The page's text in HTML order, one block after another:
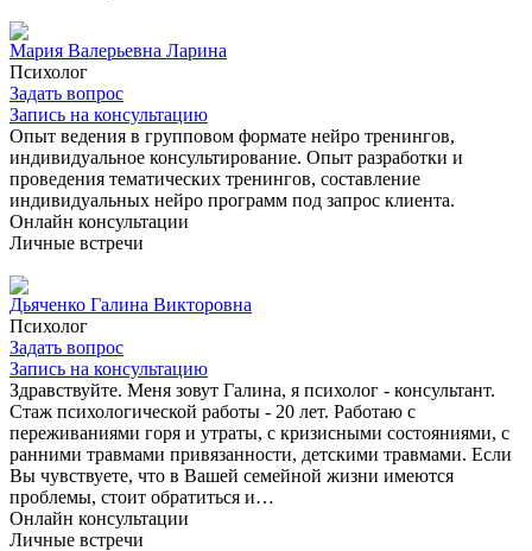
Мария Валерьевна Ларина
Психолог
Задать вопрос
Запись на консультацию
Опыт ведения в групповом формате нейро тренингов,
индивидуальное консультирование. Опыт разработки и
проведения тематических тренингов, составление
индивидуальных нейро программ под запрос клиента.
Онлайн консультации
Личные встречи
Дьяченко Галина Викторовна
Психолог
Задать вопрос
Запись на консультацию
Здравствуйте. Меня зовут Галина, я психолог - консультант.
Стаж психологической работы - 20 лет. Работаю с
переживаниями горя и утраты, с кризисными состояниями, с
ранними травмами привязанности, детскими травмами. Если
Вы чувствуете, что в Вашей семейной жизни имеются
проблемы, стоит обратиться и…
Онлайн консультации
Личные встречи